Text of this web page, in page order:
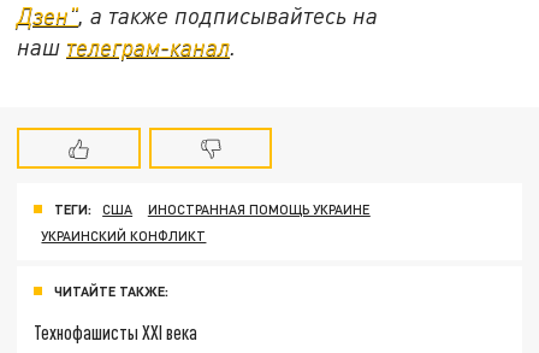
Дзен", а также подписывайтесь на
наш телеграм-канал.
ТЕГИ: США
ИНОСТРАННАЯ ПОМОЩЬ УКРАИНЕ
УКРАИНСКИЙ КОНФЛИКТ
ЧИТАЙТЕ ТАКЖЕ:
Технофашисты XXI века